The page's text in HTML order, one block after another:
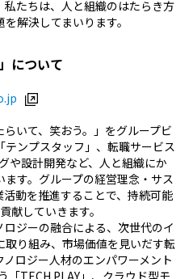
たちは、人と組織のはたらき方
解決してまいります。
について
いて、笑おう。」をグループビ
ンプスタッフ」、転職サービス
や設計開発など、人と組織にか
す。グループの経営理念・サス
動を推進することで、持続可能
献していきます。
ジーの融合による、次世代のイ
取り組み、市場価値を見いだす転
ロジー人材のエンパワーメント
「TECH PLAY」、クラウド型モ